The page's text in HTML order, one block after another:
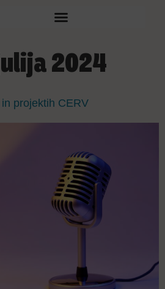
2024
projektih CERV